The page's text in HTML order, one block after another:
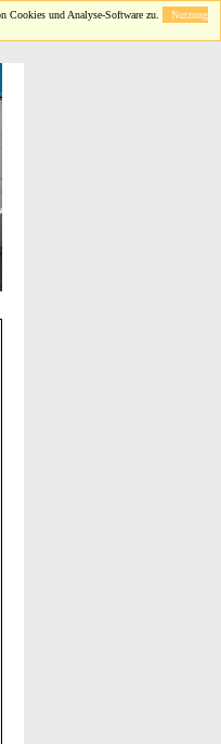
Cookies und Analyse-Software zu.
Nutzung